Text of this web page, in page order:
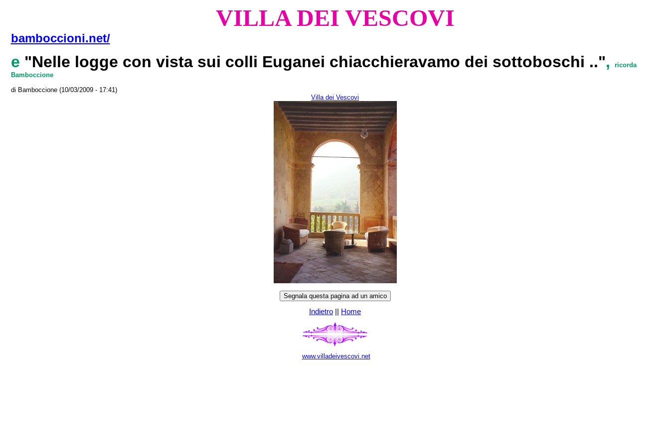
VILLA DEI VESCOVI
bamboccioni.net/
e "Nelle logge con vista sui colli Euganei chiacchieravamo dei sottoboschi ..",
ricorda
Bamboccione
di Bamboccione (10/03/2009 - 17:41)
Villa dei Vescovi
Indietro Home
www.villadeivescovi.net